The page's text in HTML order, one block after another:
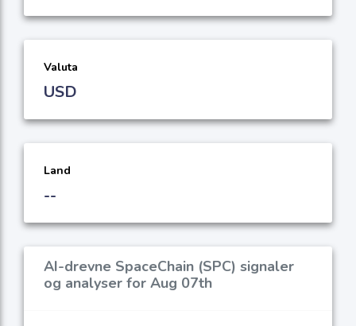
Valuta
USD
Land
--
AI-drevne SpaceChain (SPC) signaler
og analyser for Aug 07th